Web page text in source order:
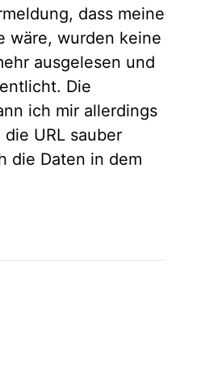
dass meine
wäre, wurden keine
ausgelesen und
Die
ich mir allerdings
URL sauber
die Daten in dem